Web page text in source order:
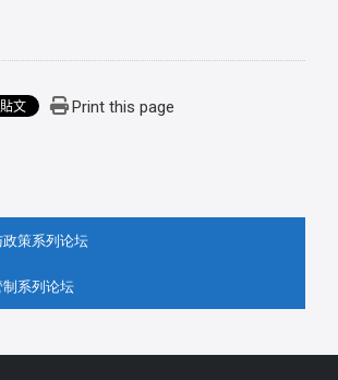
Print this page
策系列论坛
系列论坛